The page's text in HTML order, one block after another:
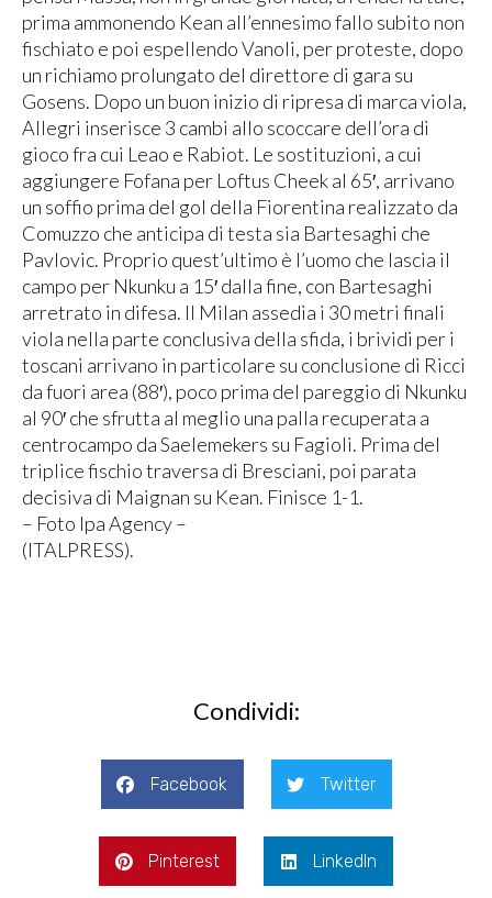
prima ammonendo Kean all’ennesimo fallo subito non
fischiato e poi espellendo Vanoli, per proteste, dopo
un richiamo prolungato del direttore di gara su
Gosens. Dopo un buon inizio di ripresa di marca viola,
Allegri inserisce 3 cambi allo scoccare dell’ora di
gioco fra cui Leao e Rabiot. Le sostituzioni, a cui
aggiungere Fofana per Loftus Cheek al 65′, arrivano
un soffio prima del gol della Fiorentina realizzato da
Comuzzo che anticipa di testa sia Bartesaghi che
Pavlovic. Proprio quest’ultimo è l’uomo che lascia il
campo per Nkunku a 15′ dalla fine, con Bartesaghi
arretrato in difesa. Il Milan assedia i 30 metri finali
viola nella parte conclusiva della sfida, i brividi per i
toscani arrivano in particolare su conclusione di Ricci
da fuori area (88′), poco prima del pareggio di Nkunku
al 90′ che sfrutta al meglio una palla recuperata a
centrocampo da Saelemekers su Fagioli. Prima del
triplice fischio traversa di Bresciani, poi parata
decisiva di Maignan su Kean. Finisce 1-1.
– Foto Ipa Agency –
(ITALPRESS).
Condividi:
Facebook Twitter
Pinterest LinkedIn